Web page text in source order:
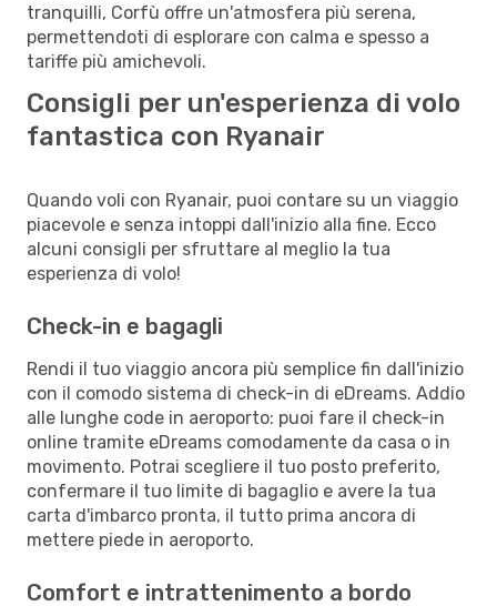
tranquilli, Corfù offre un'atmosfera più serena,
permettendoti di esplorare con calma e spesso a
tariffe più amichevoli.
Consigli per un'esperienza di volo
fantastica con Ryanair
Quando voli con Ryanair, puoi contare su un viaggio
piacevole e senza intoppi dall'inizio alla fine. Ecco
alcuni consigli per sfruttare al meglio la tua
esperienza di volo!
Check-in e bagagli
Rendi il tuo viaggio ancora più semplice fin dall'inizio
con il comodo sistema di check-in di eDreams. Addio
alle lunghe code in aeroporto: puoi fare il check-in
online tramite eDreams comodamente da casa o in
movimento. Potrai scegliere il tuo posto preferito,
confermare il tuo limite di bagaglio e avere la tua
carta d'imbarco pronta, il tutto prima ancora di
mettere piede in aeroporto.
Comfort e intrattenimento a bordo